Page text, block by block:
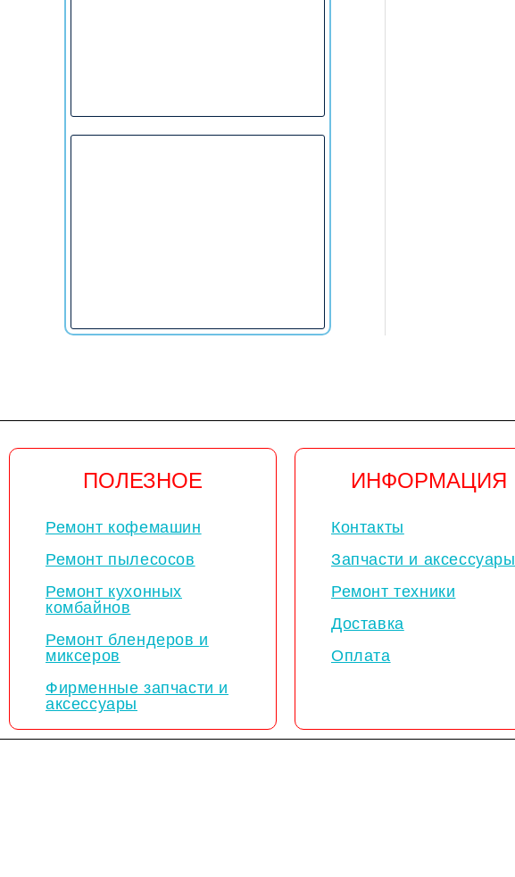
ПОЛЕЗНОЕ
Ремонт кофемашин
Ремонт пылесосов
Ремонт кухонных
комбайнов
Ремонт блендеров и
миксеров
Фирменные запчасти и
аксессуары
ИНФОРМАЦИЯ
Контакты
Запчасти и аксессуары
Ремонт техники
Доставка
Оплата